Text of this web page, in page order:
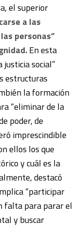
el superior
a las
personas”
En esta
social”
estructuras
la formación
“eliminar de la
poder, de
imprescindible
ellos los que
y cuál es la
destacó
“participar
falta para parar el
y buscar